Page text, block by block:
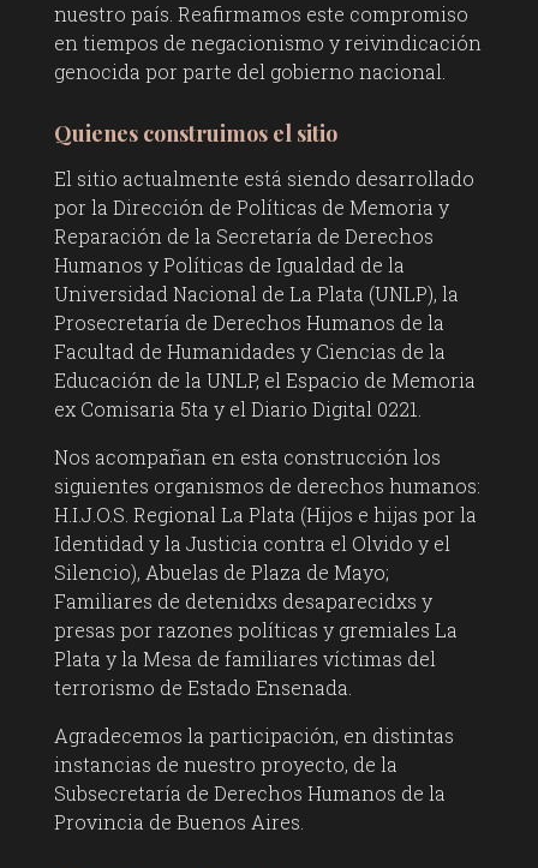
nuestro país. Reafirmamos este compromiso
en tiempos de negacionismo y reivindicación
genocida por parte del gobierno nacional.
Quienes construimos el sitio
El sitio actualmente está siendo desarrollado
por la Dirección de Políticas de Memoria y
Reparación de la Secretaría de Derechos
Humanos y Políticas de Igualdad de la
Universidad Nacional de La Plata (UNLP), la
Prosecretaría de Derechos Humanos de la
Facultad de Humanidades y Ciencias de la
Educación de la UNLP, el Espacio de Memoria
ex Comisaria 5ta y el Diario Digital 0221.
Nos acompañan en esta construcción los
siguientes organismos de derechos humanos:
H.I.J.O.S. Regional La Plata (Hijos e hijas por la
Identidad y la Justicia contra el Olvido y el
Silencio), Abuelas de Plaza de Mayo;
Familiares de detenidxs desaparecidxs y
presas por razones políticas y gremiales La
Plata y la Mesa de familiares víctimas del
terrorismo de Estado Ensenada.
Agradecemos la participación, en distintas
instancias de nuestro proyecto, de la
Subsecretaría de Derechos Humanos de la
Provincia de Buenos Aires.